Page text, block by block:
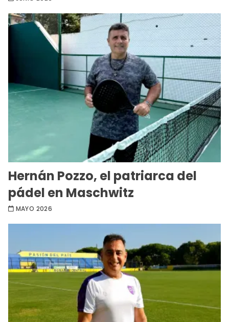
Hernán Pozzo, el patriarca del
pádel en Maschwitz
MAYO 2026